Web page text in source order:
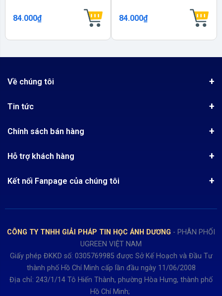
84.000₫ 84.000₫
Về chúng tôi
Quy chế hoạt động
Tra cứu đơn hàng
Tin tức
Công nghệ - Sản phẩm mới
Review sản phẩm
Chính sách bán hàng
Chính sách Hủy, Đổi, Trả hàng
Hướng dẫn đăng ký tài khoản
Hỗ trợ khách hàng
Thời gian làm việc từ Thứ 2- Thứ 7
Buổi chiều từ 13h15 đến 17h30
Thứ 7 làm đến 15h30 chiều.
Kết nối Fanpage của chúng tôi
CÔNG TY TNHH GIẢI PHÁP TIN HỌC ÁNH DƯƠNG - PHÂN PHỐI
UGREEN VIỆT NAM
Giấy phép ĐKKD số: 0305769985 được Sở Kế Hoạch và Đầu Tư
thành phố Hồ Chí Minh cấp lần đầu ngày 11/06/2008
Địa chỉ: 243/1/14 Tô Hiến Thành, phường Hòa Hưng, thành phố
Hồ Chí Minh;